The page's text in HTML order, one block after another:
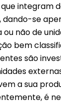
que integram
dando-se
ou não de
bem
são
a sua
é